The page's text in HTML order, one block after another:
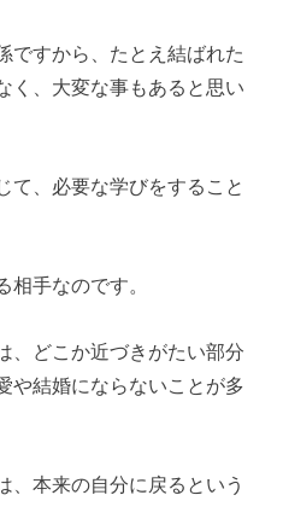
ですから、たとえ結ばれた
く、大変な事もあると思い
て、必要な学びをすること
相手なのです。
、どこか近づきがたい部分
や結婚にならないことが多
、本来の自分に戻るという